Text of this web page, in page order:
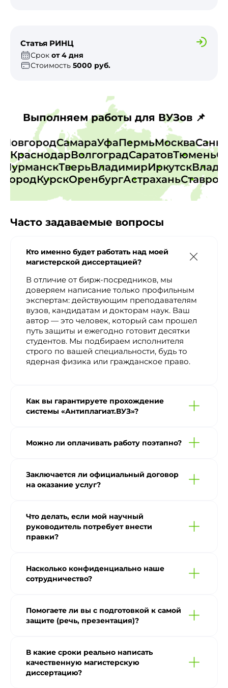
Статья РИНЦ
Срок от 4 дня
Стоимость 5000 руб.
Выполняем работы для ВУЗов 📌
НовгородСамараУфаПермьМосква
КраснодарВолгоградСаратовТюмень
МурманскТверьВладимирИркутск
КурскОренбургАстрахань
Часто задаваемые вопросы
Кто именно будет работать над моей
магистерской диссертацией?
В отличие от бирж-посредников, мы
доверяем написание только профильным
экспертам: действующим преподавателям
вузов, кандидатам и докторам наук. Ваш
автор — это человек, который сам прошел
путь защиты и ежегодно готовит десятки
студентов. Мы подбираем исполнителя
строго по вашей специальности, будь то
ядерная физика или гражданское право.
Как вы гарантируете прохождение
системы «Антиплагиат.ВУЗ»?
Можно ли оплачивать работу поэтапно?
Заключается ли официальный договор
на оказание услуг?
Что делать, если мой научный
руководитель потребует внести
правки?
Насколько конфиденциально наше
сотрудничество?
Помогаете ли вы с подготовкой к самой
защите (речь, презентация)?
В какие сроки реально написать
качественную магистерскую
диссертацию?